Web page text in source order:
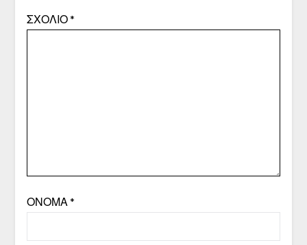
ΣΧΌΛΙΟ*
ΌΝΟΜΑ *